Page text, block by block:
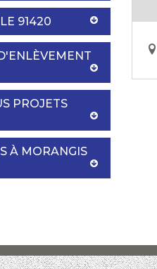
91420
PROJETS
À MORANGIS